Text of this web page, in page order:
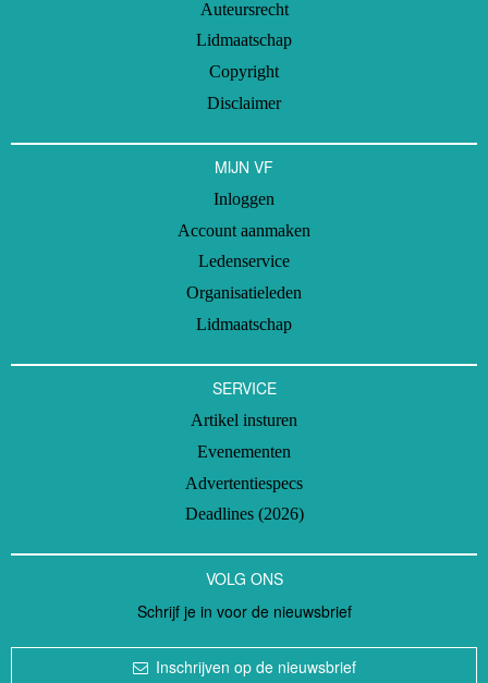
Auteursrecht
Lidmaatschap
Copyright
Disclaimer
MIJN VF
Inloggen
Account aanmaken
Ledenservice
Organisatieleden
Lidmaatschap
SERVICE
Artikel insturen
Evenementen
Advertentiespecs
Deadlines (2026)
VOLG ONS
Schrijf je in voor de nieuwsbrief
Inschrijven op de nieuwsbrief